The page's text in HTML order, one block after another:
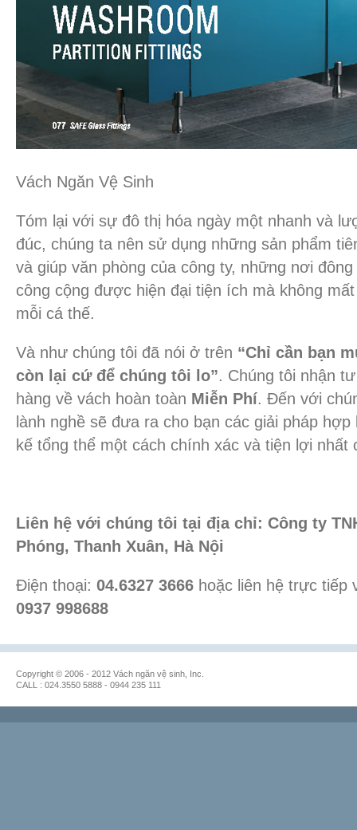
Vách Ngăn Vệ Sinh
Tóm lại với sự đô thị hóa ngày một nhanh và
đúc, chúng ta nên sử dụng những sản phẩm
và giúp văn phòng của công ty, những nơi
công cộng được hiện đại tiện ích mà không
mỗi cá thế.
Và như chúng tôi đã nói ở trên “Chỉ cần bạn
còn lại cứ để chúng tôi lo”. Chúng tôi nhận
hàng về vách hoàn toàn Miễn Phí. Đến với
lành nghề sẽ đưa ra cho bạn các giải pháp
kế tổng thể một cách chính xác và tiện lợi nhất
Liên hệ với chúng tôi tại địa chỉ: Công ty
Phóng, Thanh Xuân, Hà Nội
Điện thoại: 04.6327 3666 hoặc liên hệ trực
0937 998688
Copyright © 2006 - 2012 Vách ngăn vệ sinh, Inc.
CALL : 024.3550 5888 - 0944 235 111